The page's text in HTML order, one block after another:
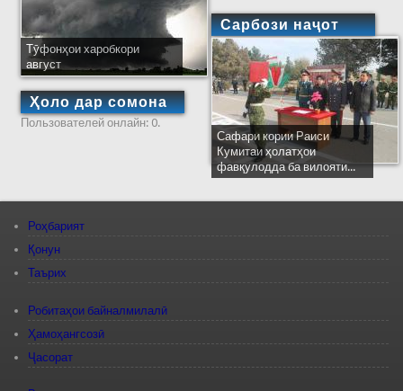
Тӯфонҳои харобкори
август
Ҳоло дар сомона
Пользователей онлайн: 0.
Сарбози наҷот
Сафари кории Раиси
Кумитаи ҳолатҳои
фавқулодда ба вилояти...
Роҳбарият
Қонун
Таърих
Робитаҳои байналмилалӣ
Ҳамоҳангсозӣ
Ҷасорат